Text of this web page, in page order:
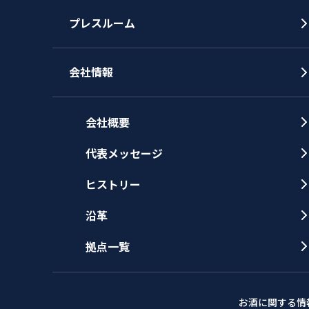
プレスルーム
会社情報
会社概要
代表メッセージ
ヒストリー
沿革
拠点一覧
お酒に関する